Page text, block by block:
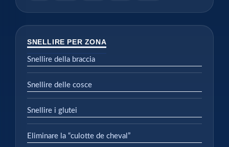
SNELLIRE PER ZONA
Snellire della braccia
Snellire delle cosce
Snellire i glutei
Eliminare la “culotte de cheval”